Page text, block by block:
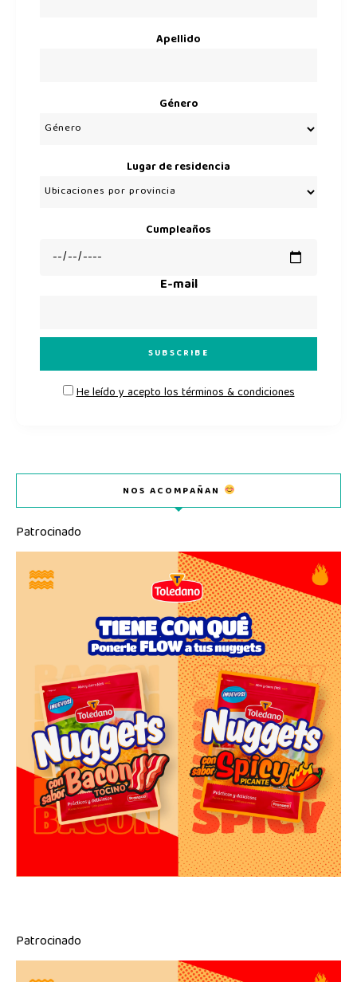
Apellido
Género
Lugar de residencia
Cumpleaños
E-mail
He leído y acepto los términos & condiciones
NOS ACOMPAÑAN
Patrocinado
Patrocinado